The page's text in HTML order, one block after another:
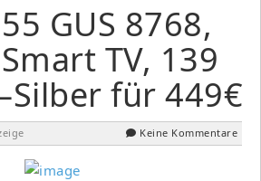
GUS 8768,
TV, 139
für 449€
Keine Kommentare